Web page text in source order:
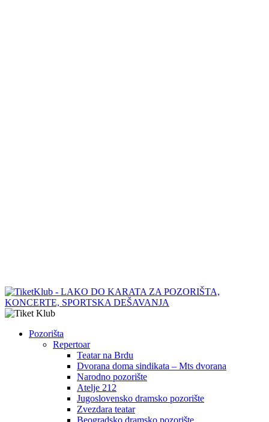
Pozorišta
Repertoar
Teatar na Brdu
Dvorana doma sindikata – Mts dvorana
Narodno pozorište
Atelje 212
Jugoslovensko dramsko pozorište
Zvezdara teatar
Beogradsko dramsko pozorište